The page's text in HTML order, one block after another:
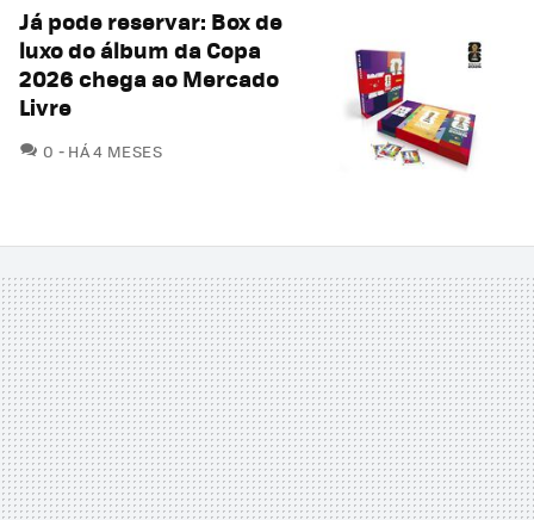
Já pode reservar: Box de
luxo do álbum da Copa
2026 chega ao Mercado
Livre
0 COMENTÁRIOS
HÁ 4 MESES